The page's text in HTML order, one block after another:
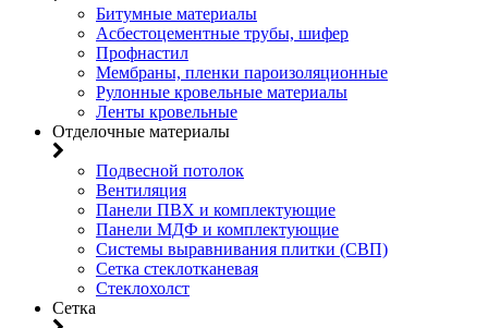
Битумные материалы
Асбестоцементные трубы, шифер
Профнастил
Мембраны, пленки пароизоляционные
Рулонные кровельные материалы
Ленты кровельные
Отделочные материалы
Подвесной потолок
Вентиляция
Панели ПВХ и комплектующие
Панели МДФ и комплектующие
Системы выравнивания плитки (СВП)
Сетка стеклотканевая
Стеклохолст
Сетка